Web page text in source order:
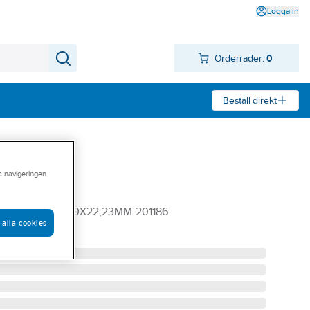
Logga in
Orderrader: 0
Beställ direkt
125X5,0X22,23MM 201186
navigeringen
alla cookies